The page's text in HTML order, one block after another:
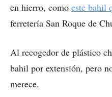
en hierro, como este bahil
ferretería San Roque de
Al recogedor de plástico
bahil por extensión, pero
merece.